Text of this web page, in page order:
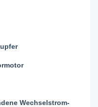
Wechselstrom-